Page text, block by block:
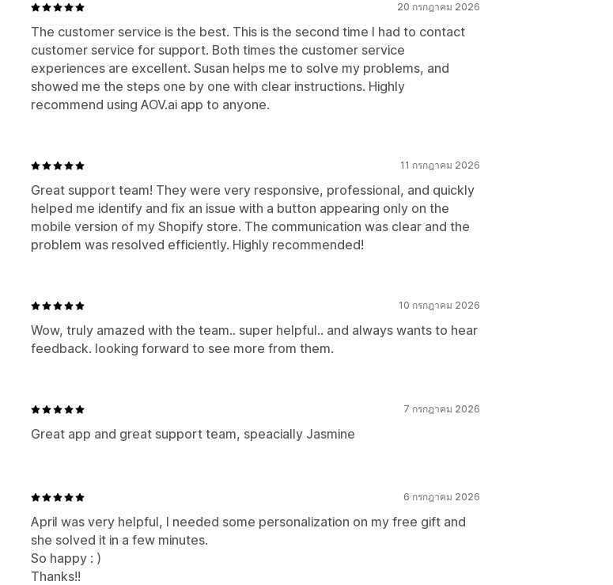
20 กรกฎาคม 2026
The customer service is the best. This is the second time I had to contact
customer service for support. Both times the customer service
experiences are excellent. Susan helps me to solve my problems, and
showed me the steps one by one with clear instructions. Highly
recommend using AOV.ai app to anyone.
11 กรกฎาคม 2026
Great support team! They were very responsive, professional, and quickly
helped me identify and fix an issue with a button appearing only on the
mobile version of my Shopify store. The communication was clear and the
problem was resolved efficiently. Highly recommended!
10 กรกฎาคม 2026
Wow, truly amazed with the team.. super helpful.. and always wants to hear
feedback. looking forward to see more from them.
7 กรกฎาคม 2026
Great app and great support team, speacially Jasmine
6 กรกฎาคม 2026
April was very helpful, I needed some personalization on my free gift and
she solved it in a few minutes.
So happy : )
Thanks!!